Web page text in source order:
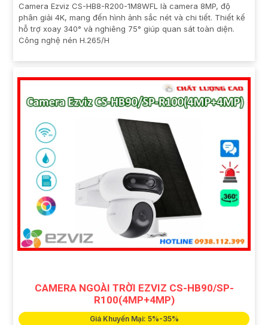
Camera Ezviz CS-HB8-R200-1M8WFL là camera 8MP, độ
phân giải 4K, mang đến hình ảnh sắc nét và chi tiết. Thiết kế
hỗ trợ xoay 340° và nghiêng 75° giúp quan sát toàn diện.
Công nghệ nén H.265/H
CAMERA NGOÀI TRỜI EZVIZ CS-HB90/SP-
R100(4MP+4MP)
Giá Khuyến Mại: 5%-35%